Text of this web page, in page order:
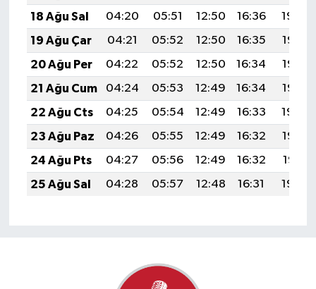
18 Ağu Sal
04:20 05:51 12:50 16:36
19:40
19 Ağu Çar
04:21 05:52 12:50 16:35
19:38
20 Ağu Per
04:22 05:52 12:50 16:34
19:37
21 Ağu Cum
04:24 05:53 12:49 16:34
19:36
22 Ağu Cts
04:25 05:54 12:49 16:33
19:34
23 Ağu Paz
04:26 05:55 12:49 16:32
19:33
24 Ağu Pts
04:27 05:56 12:49 16:32
19:31
25 Ağu Sal
04:28 05:57 12:48 16:31 19:30